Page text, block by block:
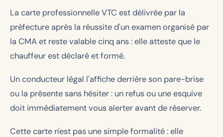
La carte professionnelle VTC est délivrée par la
préfecture après la réussite d'un examen organisé par
la CMA et reste valable cinq ans : elle atteste que le
chauffeur est déclaré et formé.
Un conducteur légal l'affiche derrière son pare-brise
ou la présente sans hésiter : un refus ou une esquive
doit immédiatement vous alerter avant de réserver.
Cette carte n'est pas une simple formalité : elle